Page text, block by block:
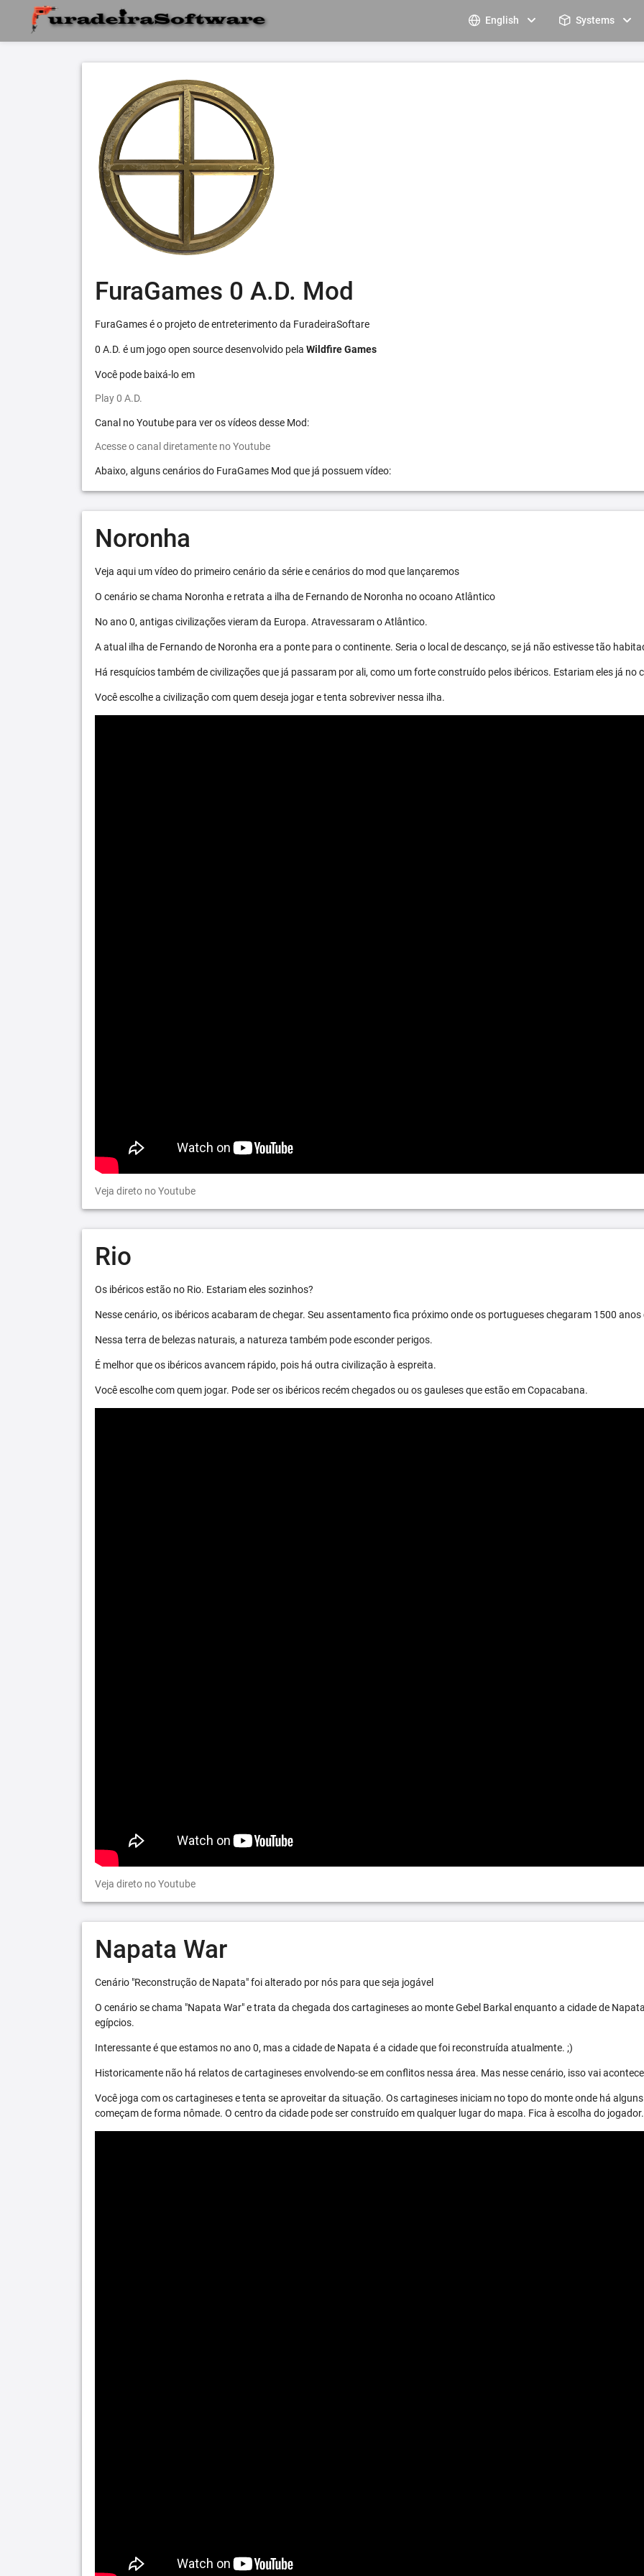
English Systems
FuraGames 0 A.D. Mod
FuraGames é o projeto de entreterimento da FuradeiraSoftare
0 A.D. é um jogo open source desenvolvido pela Wildfire Games
Você pode baixá-lo em
Play 0 A.D.
Canal no Youtube para ver os vídeos desse Mod:
Acesse o canal diretamente no Youtube
Abaixo, alguns cenários do FuraGames Mod que já possuem vídeo:
Noronha
Veja aqui um vídeo do primeiro cenário da série e cenários do mod que lançaremos
O cenário se chama Noronha e retrata a ilha de Fernando de Noronha no ocoano Atlântico
No ano 0, antigas civilizações vieram da Europa. Atravessaram o Atlântico.
A atual ilha de Fernando de Noronha era a ponte para o continente. Seria o local de descanço, se já não estivesse tão
Há resquícios também de civilizações que já passaram por ali, como um forte construído pelos ibéricos. Estariam eles já no
Você escolhe a civilização com quem deseja jogar e tenta sobreviver nessa ilha.
Veja direto no Youtube
Rio
Os ibéricos estão no Rio. Estariam eles sozinhos?
Nesse cenário, os ibéricos acabaram de chegar. Seu assentamento fica próximo onde os portugueses chegaram 1500 anos
Nessa terra de belezas naturais, a natureza também pode esconder perigos.
É melhor que os ibéricos avancem rápido, pois há outra civilização à espreita.
Você escolhe com quem jogar. Pode ser os ibéricos recém chegados ou os gauleses que estão em Copacabana.
Veja direto no Youtube
Napata War
Cenário "Reconstrução de Napata" foi alterado por nós para que seja jogável
O cenário se chama "Napata War" e trata da chegada dos cartagineses ao monte Gebel Barkal enquanto a cidade de
egípcios.
Interessante é que estamos no ano 0, mas a cidade de Napata é a cidade que foi reconstruída atualmente. ;)
Historicamente não há relatos de cartagineses envolvendo-se em conflitos nessa área. Mas nesse cenário, isso vai
Você joga com os cartagineses e tenta se aproveitar da situação. Os cartagineses iniciam no topo do monte onde há
começam de forma nômade. O centro da cidade pode ser construído em qualquer lugar do mapa. Fica à escolha do jogador.